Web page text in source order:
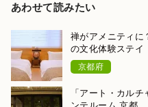
あわせて読みたい
禅がアメニティに
の文化体験ステイ
京都府
「アート・カル